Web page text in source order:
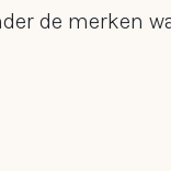
de merken